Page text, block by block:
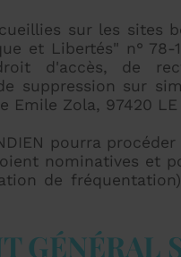
sur les sites
et Libertés" n° 78-
d'accès, de
suppression sur
Emile Zola, 97420 LE
pourra
nominatives et
de
GÉNÉRAL